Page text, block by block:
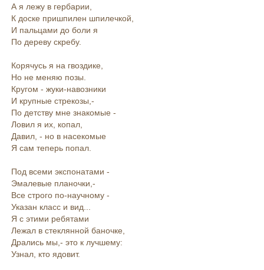
А я лежу в гербарии,
К доске пришпилен шпилечкой,
И пальцами до боли я
По дереву скребу.
Корячусь я на гвоздике,
Но не меняю позы.
Кругом - жуки-навозники
И крупные стрекозы,-
По детству мне знакомые -
Ловил я их, копал,
Давил, - но в насекомые
Я сам теперь попал.
Под всеми экспонатами -
Эмалевые планочки,-
Все строго по-научному -
Указан класс и вид...
Я с этими ребятами
Лежал в стеклянной баночке,
Дрались мы,- это к лучшему:
Узнал, кто ядовит.